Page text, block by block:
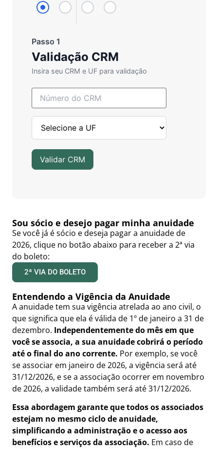
Passo 1
Validação CRM
Insira seu CRM e UF para validação
Validar CRM
Sou sócio e desejo pagar minha anuidade
Se você já é sócio e deseja pagar a anuidade de
2026, clique no botão abaixo para receber a 2ª via
do boleto:
2ª VIA DO BOLETO
Entendendo a Vigência da Anuidade
A anuidade tem sua vigência atrelada ao ano civil, o
que significa que ela é válida de 1º de janeiro a 31 de
dezembro. Independentemente do mês em que
você se associa, a sua anuidade cobrirá o período
até o final do ano corrente. Por exemplo, se você
se associar em janeiro de 2026, a vigência será até
31/12/2026, e se a associação ocorrer em novembro
de 2026, a validade também será até 31/12/2026.
Essa abordagem garante que todos os associados
estejam no mesmo ciclo de anuidade,
simplificando a administração e o acesso aos
benefícios e serviços da associação. Em caso de